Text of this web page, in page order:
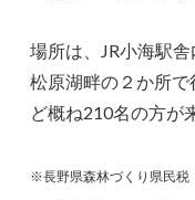
場所は、JR小海駅
松原湖畔の２か所
ど概ね210名の方が
※長野県森林づくり県民